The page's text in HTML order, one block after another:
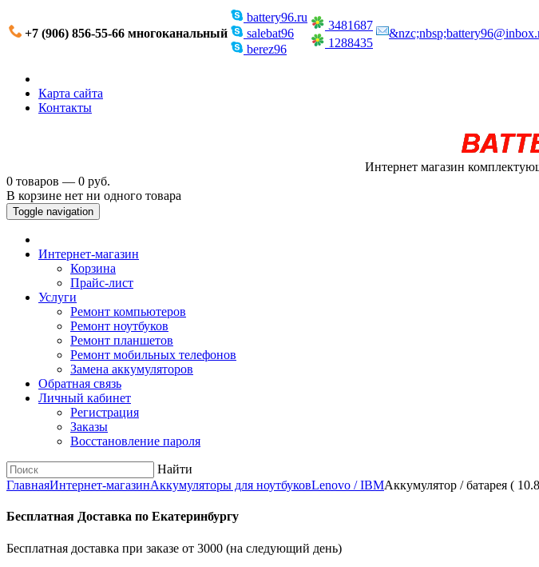
+7 (906) 856-55-66 многоканальный
battery96.ru
salebat96
berez96
3481687
1288435
Карта сайта
Контакты
Интернет магазин
0 товаров — 0 руб.
В корзине нет ни одного товара
Toggle navigation
Интернет-магазин
Корзина
Прайс-лист
Услуги
Ремонт компьютеров
Ремонт ноутбуков
Ремонт планшетов
Ремонт мобильных телефонов
Замена аккумуляторов
Обратная связь
Личный кабинет
Регистрация
Заказы
Восстановление пароля
Найти
ГлавнаяИнтернет-магазинАккумуляторы для ноутбуковLenovo / IBMАккумулятор / батарея (
Бесплатная Доставка по Екатеринбургу
Бесплатная доставка при заказе от 3000 (на следующий день)